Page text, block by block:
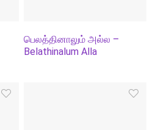
பெலத்தினாலும் அல்ல –
Belathinalum Alla